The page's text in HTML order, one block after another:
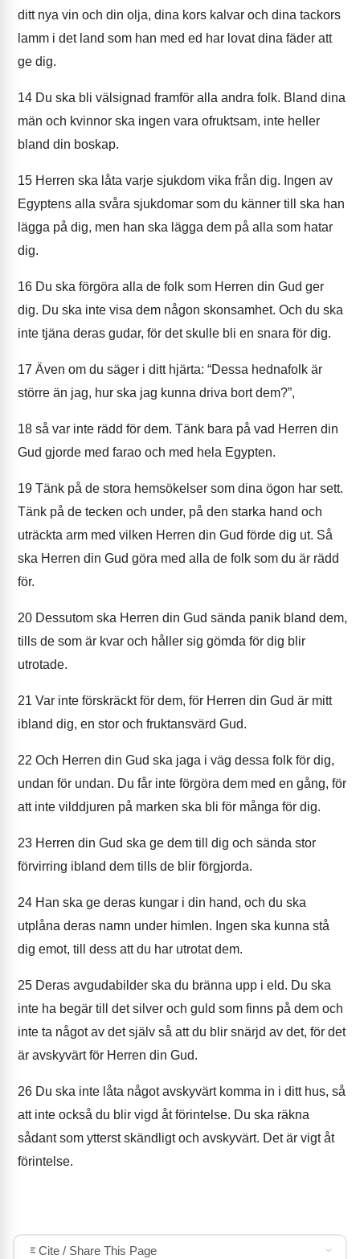
ditt nya vin och din olja, dina kors kalvar och dina tackors
lamm i det land som han med ed har lovat dina fäder att
ge dig.
14 Du ska bli välsignad framför alla andra folk. Bland dina
män och kvinnor ska ingen vara ofruktsam, inte heller
bland din boskap.
15 Herren ska låta varje sjukdom vika från dig. Ingen av
Egyptens alla svåra sjukdomar som du känner till ska han
lägga på dig, men han ska lägga dem på alla som hatar
dig.
16 Du ska förgöra alla de folk som Herren din Gud ger
dig. Du ska inte visa dem någon skonsamhet. Och du ska
inte tjäna deras gudar, för det skulle bli en snara för dig.
17 Även om du säger i ditt hjärta: “Dessa hednafolk är
större än jag, hur ska jag kunna driva bort dem?”,
18 så var inte rädd för dem. Tänk bara på vad Herren din
Gud gjorde med farao och med hela Egypten.
19 Tänk på de stora hemsökelser som dina ögon har sett.
Tänk på de tecken och under, på den starka hand och
uträckta arm med vilken Herren din Gud förde dig ut. Så
ska Herren din Gud göra med alla de folk som du är rädd
för.
20 Dessutom ska Herren din Gud sända panik bland dem,
tills de som är kvar och håller sig gömda för dig blir
utrotade.
21 Var inte förskräckt för dem, för Herren din Gud är mitt
ibland dig, en stor och fruktansvärd Gud.
22 Och Herren din Gud ska jaga i väg dessa folk för dig,
undan för undan. Du får inte förgöra dem med en gång, för
att inte vilddjuren på marken ska bli för många för dig.
23 Herren din Gud ska ge dem till dig och sända stor
förvirring ibland dem tills de blir förgjorda.
24 Han ska ge deras kungar i din hand, och du ska
utplåna deras namn under himlen. Ingen ska kunna stå
dig emot, till dess att du har utrotat dem.
25 Deras avgudabilder ska du bränna upp i eld. Du ska
inte ha begär till det silver och guld som finns på dem och
inte ta något av det själv så att du blir snärjd av det, för det
är avskyvärt för Herren din Gud.
26 Du ska inte låta något avskyvärt komma in i ditt hus, så
att inte också du blir vigd åt förintelse. Du ska räkna
sådant som ytterst skändligt och avskyvärt. Det är vigt åt
förintelse.
Cite / Share This Page